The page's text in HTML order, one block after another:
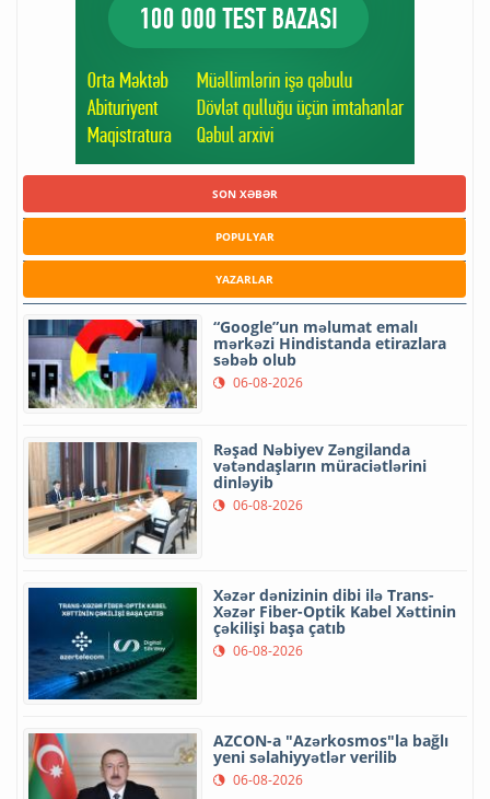
SON XƏBƏR
POPULYAR
YAZARLAR
“Google”un məlumat emalı
mərkəzi Hindistanda etirazlara
səbəb olub
06-08-2026
Rəşad Nəbiyev Zəngilanda
vətəndaşların müraciətlərini
dinləyib
06-08-2026
Xəzər dənizinin dibi ilə Trans-
Xəzər Fiber-Optik Kabel Xəttinin
çəkilişi başa çatıb
06-08-2026
AZCON-a "Azərkosmos"la bağlı
yeni səlahiyyətlər verilib
06-08-2026